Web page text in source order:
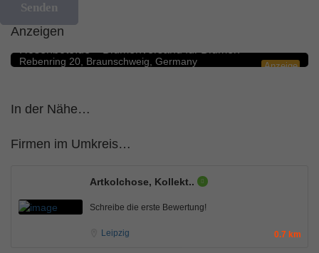
Anzeigen
Anzeige
Blumengeschäfte
Rebenring 20, Braunschweig, Germany
In der Nähe…
Firmen im Umkreis…
Artkolchose, Kollekt..
Schreibe die erste Bewertung!
Leipzig 0.7 km